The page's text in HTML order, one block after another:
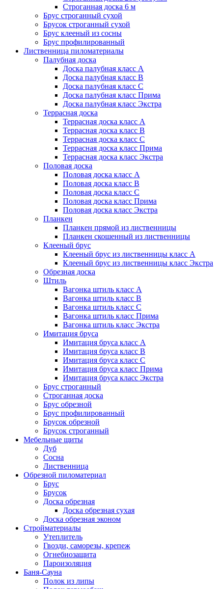
Строганная доска 6 м
Брус строганный сухой
Брусок строганный сухой
Брус клееный из сосны
Брус профилированный
Лиственница пиломатериалы
Палубная доска
Доска палубная класс А
Доска палубная класс B
Доска палубная класс C
Доска палубная класс Прима
Доска палубная класс Экстра
Террасная доска
Террасная доска класс А
Террасная доска класс B
Террасная доска класс C
Террасная доска класс Прима
Террасная доска класс Экстра
Половая доска
Половая доска класс А
Половая доска класс B
Половая доска класс C
Половая доска класс Прима
Половая доска класс Экстра
Планкен
Планкен прямой из лиственницы
Планкен скошенный из лиственницы
Клееный брус
Клееный брус из лиственницы класс А
Клееный брус из лиственницы класс Экстра
Обрезная доска
Штиль
Вагонка штиль класс А
Вагонка штиль класс B
Вагонка штиль класс C
Вагонка штиль класс Прима
Вагонка штиль класс Экстра
Имитация бруса
Имитация бруса класс А
Имитация бруса класс B
Имитация бруса класс C
Имитация бруса класс Прима
Имитация бруса класс Экстра
Брус строганный
Строганная доска
Брус обрезной
Брус профилированный
Брусок обрезной
Брусок строганный
Мебельные щиты
Дуб
Сосна
Лиственница
Обрезной пиломатериал
Брус
Брусок
Доска обрезная
Доска обрезная сухая
Доска обрезная эконом
Стройматериалы
Утеплитель
Гвозди, саморезы, крепеж
Огнебиозащита
Пароизоляция
Баня-Сауна
Полок из липы